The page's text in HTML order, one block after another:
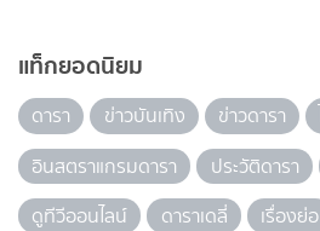
แท็กยอดนิยม
ดารา ข่าวบันเทิง ข่าวดารา
อินสตราแกรมดารา
ประวัติดารา
ดูทีวีออนไลน์
ดาราเดลี่ เรื่องย่อ